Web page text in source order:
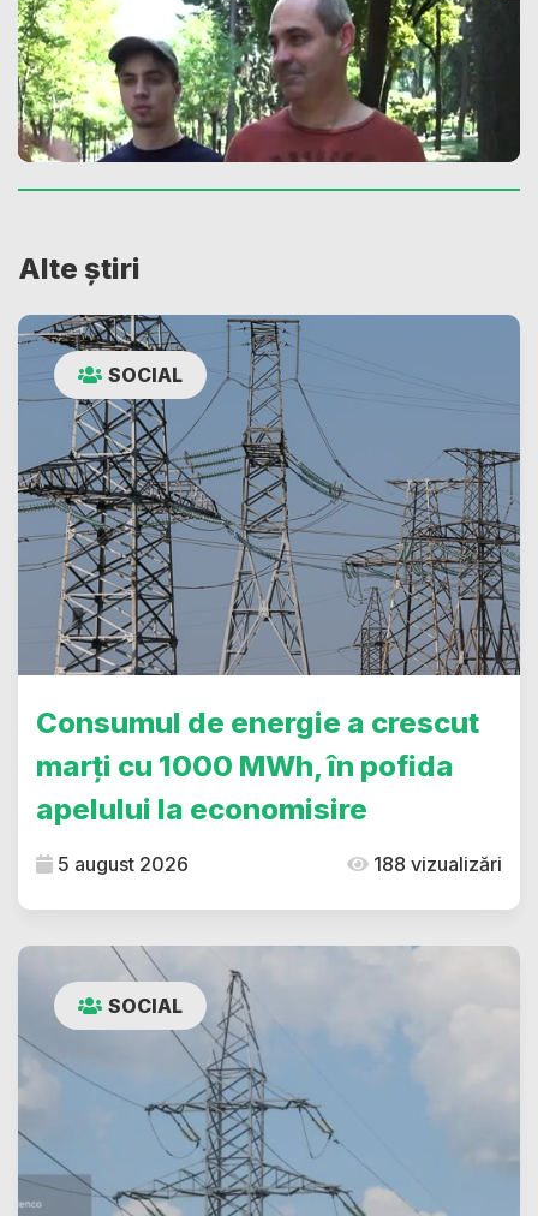
Alte știri
SOCIAL
Consumul de energie a crescut
marți cu 1000 MWh, în pofida
apelului la economisire
5 august 2026 188 vizualizări
SOCIAL